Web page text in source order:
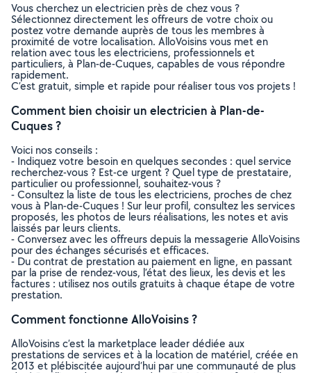
Vous cherchez un electricien près de chez vous ?
Sélectionnez directement les offreurs de votre choix ou
postez votre demande auprès de tous les membres à
proximité de votre localisation. AlloVoisins vous met en
relation avec tous les electriciens, professionnels et
particuliers, à Plan-de-Cuques, capables de vous répondre
rapidement.
C’est gratuit, simple et rapide pour réaliser tous vos projets !
Comment bien choisir un electricien à Plan-de-
Cuques ?
Voici nos conseils :
- Indiquez votre besoin en quelques secondes : quel service
recherchez-vous ? Est-ce urgent ? Quel type de prestataire,
particulier ou professionnel, souhaitez-vous ?
- Consultez la liste de tous les electriciens, proches de chez
vous à Plan-de-Cuques ! Sur leur profil, consultez les services
proposés, les photos de leurs réalisations, les notes et avis
laissés par leurs clients.
- Conversez avec les offreurs depuis la messagerie AlloVoisins
pour des échanges sécurisés et efficaces.
- Du contrat de prestation au paiement en ligne, en passant
par la prise de rendez-vous, l’état des lieux, les devis et les
factures : utilisez nos outils gratuits à chaque étape de votre
prestation.
Comment fonctionne AlloVoisins ?
AlloVoisins c’est la marketplace leader dédiée aux
prestations de services et à la location de matériel, créée en
2013 et plébiscitée aujourd’hui par une communauté de plus